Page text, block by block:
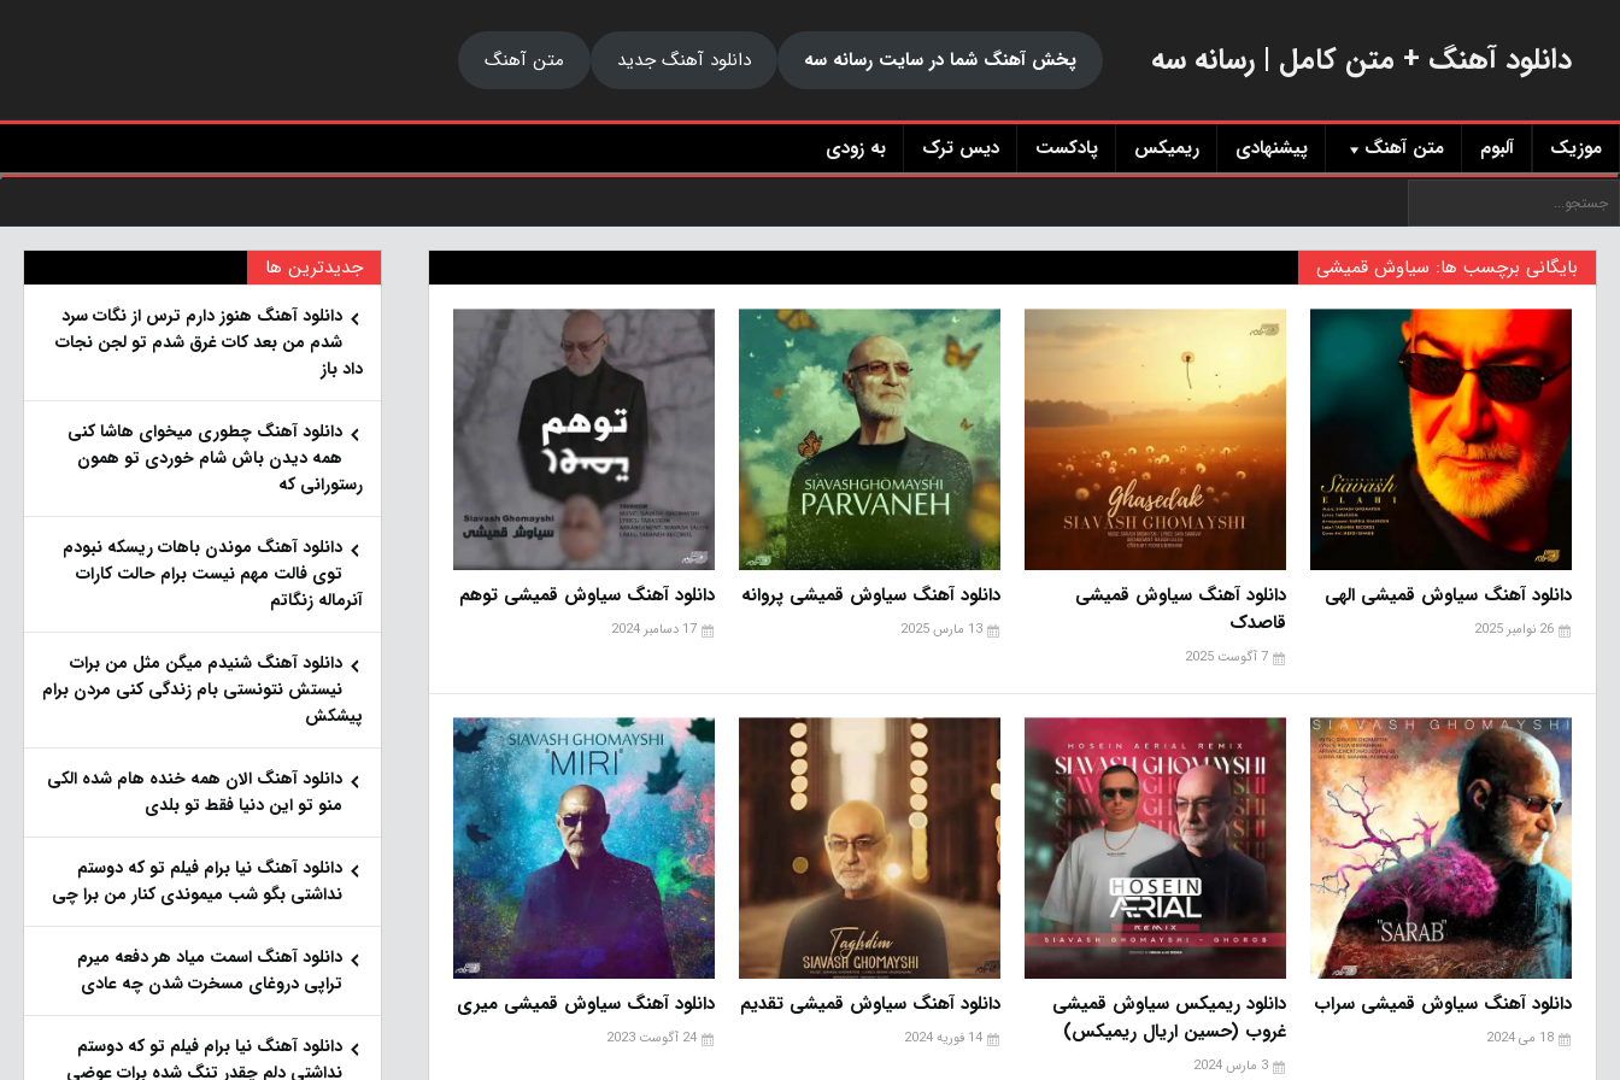
دانلود آهنگ + متن کامل | رسانه سه پخش آهنگ شما در سایت رسانه سه دانلود آهنگ جدید متن آهنگ
موزیک آلبوم متن آهنگ پیشنهادی ریمیکس پادکست دیس ترک به زودی
بایگانی برچسب ها: سیاوش قمیشی
دانلود آهنگ سیاوش قمیشی الهی
26 نوامبر 2025
دانلود آهنگ سیاوش قمیشی
قاصدک
7 آگوست 2025
دانلود آهنگ سیاوش قمیشی پروانه
13 مارس 2025
دانلود آهنگ سیاوش قمیشی توهم
17 دسامبر 2024
دانلود آهنگ سیاوش قمیشی سراب
18 می 2024
دانلود ریمیکس سیاوش قمیشی
غروب (حسین اریال ریمیکس)
3 مارس 2024
دانلود آهنگ سیاوش قمیشی تقدیم
14 فوریه 2024
دانلود آهنگ سیاوش قمیشی میری
24 آگوست 2023
جدیدترین ها
دانلود آهنگ هنو‌ز دارم ترس از نگات سرد
شدم من بعد کات غرق شدم تو لجن نجات
داد باز
دانلود آهنگ چطوری میخوای هاشا کنی
همه دیدن باش شام خوردی تو همون
رستورانی که
دانلود آهنگ موندن باهات ریسکه نبودم
توی فالت مهم نیست برام حالت کارات
آنرماله زنگاتم
دانلود آهنگ شنیدم میگن مثل من برات
نیستش نتونستی بام زندگی کنی مردن برام
پیشکش
دانلود آهنگ الان همه خنده هام شده الکی
منو تو این دنیا فقط تو بلدی
دانلود آهنگ نیا برام فیلم تو‌ که دوستم
نداشتی بگو شب میموندی کنار من برا چی
دانلود آهنگ اسمت میاد هر دفعه میرم
تراپی دروغای مسخرت شدن چه عادی
دانلود آهنگ نیا برام فیلم تو‌ که دوستم
نداشتی دلم چقدر تنگ شده برات عوضی